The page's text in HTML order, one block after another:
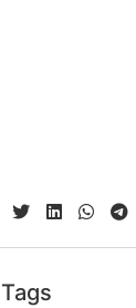
Tags